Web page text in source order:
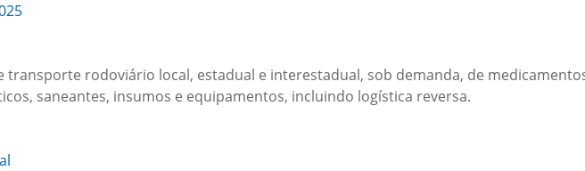
transporte rodoviário local, estadual e interestadual, sob demanda, de
saneantes, insumos e equipamentos, incluindo logística reversa.